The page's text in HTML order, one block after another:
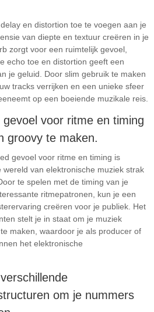
en distortion toe te voegen aan je
van diepte en textuur creëren in je
zorgt voor een ruimtelijk gevoel,
echo toe en distortion geeft een
je geluid. Door slim gebruik te maken
tracks verrijken en een unieke sfeer
op een boeiende muzikale reis.
voor ritme en timing
groovy te maken.
gevoel voor ritme en timing is
van elektronische muziek strak
te spelen met de timing van je
ritmepatronen, kun je een
creëren voor je publiek. Het
stelt je in staat om je muziek
maken, waardoor je als producer of
het elektronische
om je nummers